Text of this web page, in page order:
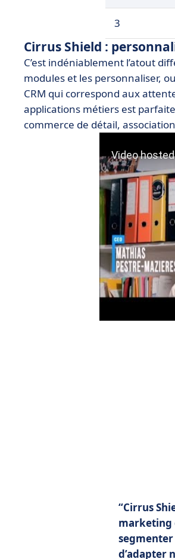
3
Cirrus Shield :
C’est indéniablement l’atout
modules et les personnaliser,
CRM qui correspond aux
applications métiers est
commerce de détail,
Cirrus
marketing
d’adapter